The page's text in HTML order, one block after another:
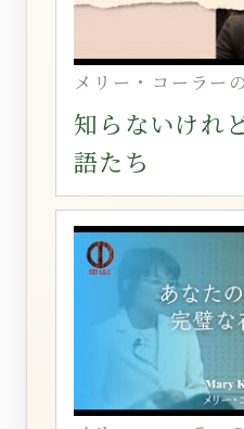
メリー・コーラー
知らないけれ
語たち